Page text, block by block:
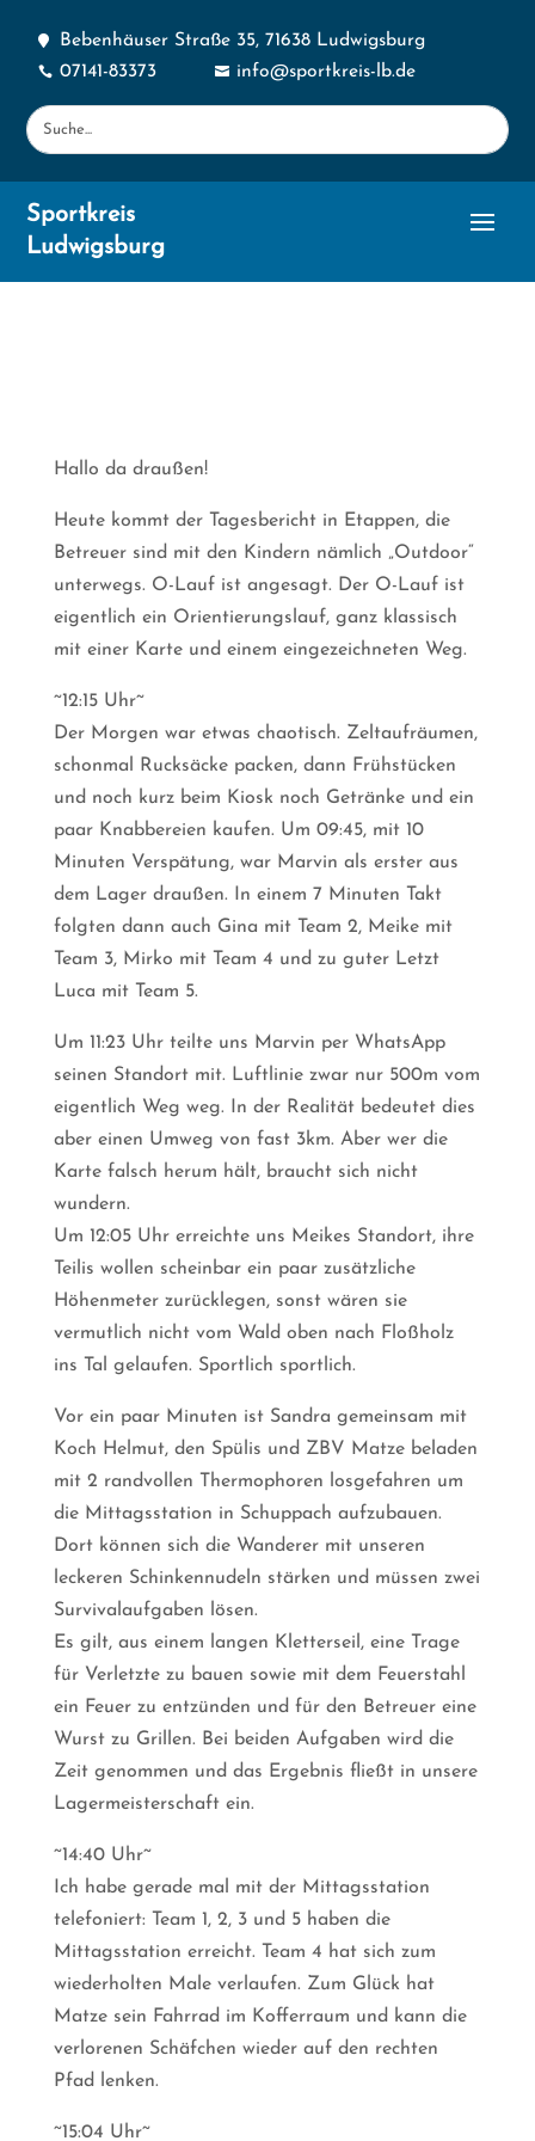
 Bebenhäuser Straße 35, 71638 Ludwigsburg
 07141-83373  info@sportkreis-lb.de
Sportkreis
Ludwigsburg
Hallo da draußen!
Heute kommt der Tagesbericht in Etappen, die
Betreuer sind mit den Kindern nämlich „Outdoor“
unterwegs. O-Lauf ist angesagt. Der O-Lauf ist
eigentlich ein Orientierungslauf, ganz klassisch
mit einer Karte und einem eingezeichneten Weg.
~12:15 Uhr~
Der Morgen war etwas chaotisch. Zeltaufräumen,
schonmal Rucksäcke packen, dann Frühstücken
und noch kurz beim Kiosk noch Getränke und ein
paar Knabbereien kaufen. Um 09:45, mit 10
Minuten Verspätung, war Marvin als erster aus
dem Lager draußen. In einem 7 Minuten Takt
folgten dann auch Gina mit Team 2, Meike mit
Team 3, Mirko mit Team 4 und zu guter Letzt
Luca mit Team 5.
Um 11:23 Uhr teilte uns Marvin per WhatsApp
seinen Standort mit. Luftlinie zwar nur 500m vom
eigentlich Weg weg. In der Realität bedeutet dies
aber einen Umweg von fast 3km. Aber wer die
Karte falsch herum hält, braucht sich nicht
wundern.
Um 12:05 Uhr erreichte uns Meikes Standort, ihre
Teilis wollen scheinbar ein paar zusätzliche
Höhenmeter zurücklegen, sonst wären sie
vermutlich nicht vom Wald oben nach Floßholz
ins Tal gelaufen. Sportlich sportlich.
Vor ein paar Minuten ist Sandra gemeinsam mit
Koch Helmut, den Spülis und ZBV Matze beladen
mit 2 randvollen Thermophoren losgefahren um
die Mittagsstation in Schuppach aufzubauen.
Dort können sich die Wanderer mit unseren
leckeren Schinkennudeln stärken und müssen zwei
Survivalaufgaben lösen.
Es gilt, aus einem langen Kletterseil, eine Trage
für Verletzte zu bauen sowie mit dem Feuerstahl
ein Feuer zu entzünden und für den Betreuer eine
Wurst zu Grillen. Bei beiden Aufgaben wird die
Zeit genommen und das Ergebnis fließt in unsere
Lagermeisterschaft ein.
~14:40 Uhr~
Ich habe gerade mal mit der Mittagsstation
telefoniert: Team 1, 2, 3 und 5 haben die
Mittagsstation erreicht. Team 4 hat sich zum
wiederholten Male verlaufen. Zum Glück hat
Matze sein Fahrrad im Kofferraum und kann die
verlorenen Schäfchen wieder auf den rechten
Pfad lenken.
~15:04 Uhr~